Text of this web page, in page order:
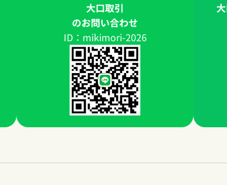
大口取引
のお問い合わせ
ID：mikimori-2026